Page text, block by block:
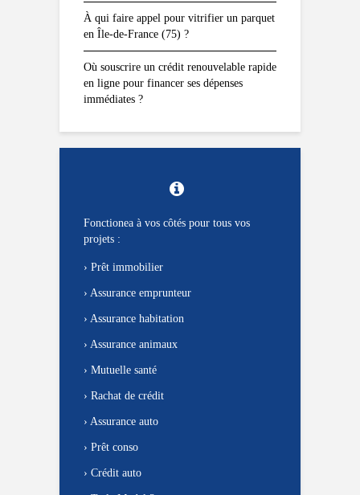
À qui faire appel pour vitrifier un parquet
en Île-de-France (75) ?
Où souscrire un crédit renouvelable rapide
en ligne pour financer ses dépenses
immédiates ?
Fonctionea à vos côtés pour tous vos
projets :
› Prêt immobilier
› Assurance emprunteur
› Assurance habitation
› Assurance animaux
› Mutuelle santé
› Rachat de crédit
› Assurance auto
› Prêt conso
› Crédit auto